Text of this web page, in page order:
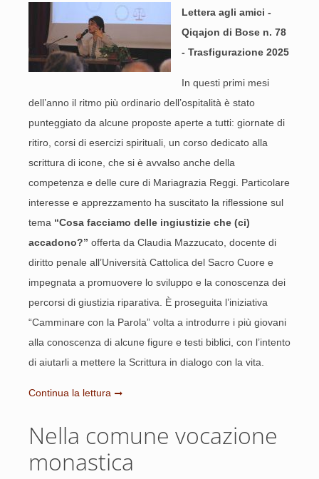
Lettera agli amici -
Qiqajon di Bose n. 78
- Trasfigurazione 2025
In questi primi mesi
dell’anno il ritmo più ordinario dell’ospitalità è stato
punteggiato da alcune proposte aperte a tutti: giornate di
ritiro, corsi di esercizi spirituali, un corso dedicato alla
scrittura di icone, che si è avvalso anche della
competenza e delle cure di Mariagrazia Reggi. Particolare
interesse e apprezzamento ha suscitato la riflessione sul
tema “Cosa facciamo delle ingiustizie che (ci)
accadono?” offerta da Claudia Mazzucato, docente di
diritto penale all’Università Cattolica del Sacro Cuore e
impegnata a promuovere lo sviluppo e la conoscenza dei
percorsi di giustizia riparativa. È proseguita l’iniziativa
“Camminare con la Parola” volta a introdurre i più giovani
alla conoscenza di alcune figure e testi biblici, con l’intento
di aiutarli a mettere la Scrittura in dialogo con la vita.
Continua la lettura
Nella comune vocazione
monastica